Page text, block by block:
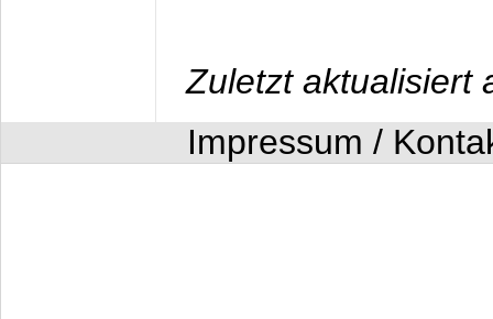
Zuletzt aktualisiert
Impressum /